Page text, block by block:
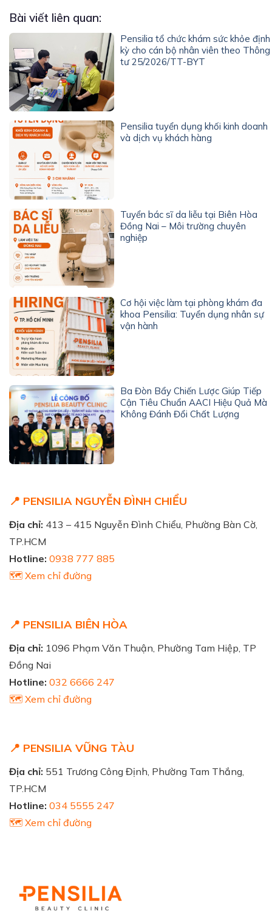
Bài viết liên quan:
Pensilia tổ chức khám sức khỏe định
kỳ cho cán bộ nhân viên theo Thông
tư 25/2026/TT-BYT
Pensilia tuyển dụng khối kinh doanh
và dịch vụ khách hàng
Tuyển bác sĩ da liễu tại Biên Hòa
Đồng Nai – Môi trường chuyên
nghiệp
Cơ hội việc làm tại phòng khám đa
khoa Pensilia: Tuyển dụng nhân sự
vận hành
Ba Đòn Bẩy Chiến Lược Giúp Tiếp
Cận Tiêu Chuẩn AACI Hiệu Quả Mà
Không Đánh Đổi Chất Lượng
📍 PENSILIA NGUYỄN ĐÌNH CHIỂU
Địa chỉ: 413 – 415 Nguyễn Đình Chiểu, Phường Bàn Cờ,
TP.HCM
Hotline: 0938 777 885
🗺️ Xem chỉ đường
📍 PENSILIA BIÊN HÒA
Địa chỉ: 1096 Phạm Văn Thuận, Phường Tam Hiệp, TP
Đồng Nai
Hotline: 032 6666 247
🗺️ Xem chỉ đường
📍 PENSILIA VŨNG TÀU
Địa chỉ: 551 Trương Công Định, Phường Tam Thắng,
TP.HCM
Hotline: 034 5555 247
🗺️ Xem chỉ đường